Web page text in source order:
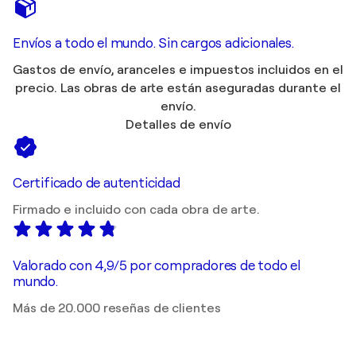
Envíos a todo el mundo. Sin cargos adicionales.
Gastos de envío, aranceles e impuestos incluidos en el
precio. Las obras de arte están aseguradas durante el
envío.
Detalles de envío
Certificado de autenticidad
Firmado e incluido con cada obra de arte.
Valorado con 4,9/5 por compradores de todo el
mundo.
Más de 20.000 reseñas de clientes